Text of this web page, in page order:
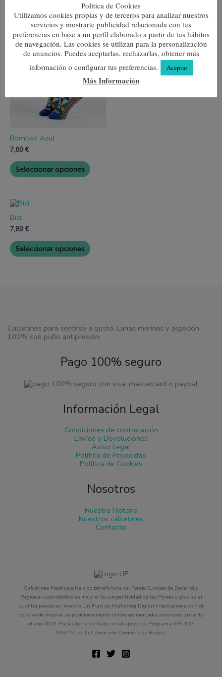
Productos relacionados
Rombos Azul
7,80€
Seleccionar opciones
Este
producto
tiene
múltiples
variantes.
Las
opciones
Psicodelia
Seleccionar opciones
Este
tiene
Bici
7,80€
Seleccionar opciones Las
opciones
Calcetines para sentirse a gusto. Lanas merinas y algodón
100% con puño antipresión.
Pago 100% seguro
Información Legal
Condiciones de contratación
Envíos y Devoluciones
Aviso Legal
Política de Privacidad
Política de Cookies
Nosotros
Nuestra Historia
Nuestros calcetines
Contacto
Calcetines Mestizaje ha sido beneficiaria del Fondo Europeo de Desarrollo
Regional cuyo objetivo es mejorar la competitividad de las Pymes y gracias al
cual ha puesto en marcha un Plan de Marketing Digital Internacional con el
objetivo de mejorar su posicionamiento online en mercados exteriores durante
el año 2023. Para ello ha contado con el apoyo del Programa XPANDE
DIGITAL de la Cámara de Comercio de Burgos.
Política de Cookies
Utilizamos cookies propias y de terceros para analizar nuestros
servicios y mostrarte publicidad relacionada con tus
preferencias en base a un perfil elaborado a partir de tus hábitos
de navegación. Las cookies se utilizan para la personalización
de anuncios. Puedes aceptarlas, rechazarlas, obtener más
información o configurar tus preferencias.
Aceptar
Más Información